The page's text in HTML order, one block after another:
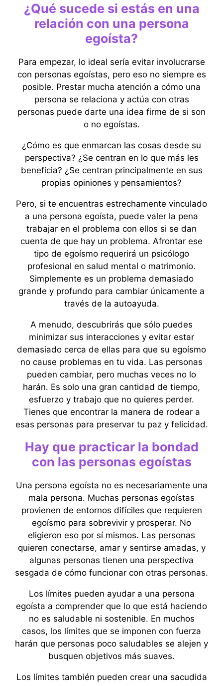
¿Qué sucede si estás en una
relación con una persona
egoísta?
Para empezar, lo ideal sería evitar involucrarse
con personas egoístas, pero eso no siempre es
posible. Prestar mucha atención a cómo una
persona se relaciona y actúa con otras
personas puede darte una idea firme de si son
o no egoístas.
¿Cómo es que enmarcan las cosas desde su
perspectiva? ¿Se centran en lo que más les
beneficia? ¿Se centran principalmente en sus
propias opiniones y pensamientos?
Pero, si te encuentras estrechamente vinculado
a una persona egoísta, puede valer la pena
trabajar en el problema con ellos si se dan
cuenta de que hay un problema. Afrontar ese
tipo de egoísmo requerirá un psicólogo
profesional en salud mental o matrimonio.
Simplemente es un problema demasiado
grande y profundo para cambiar únicamente a
través de la autoayuda.
A menudo, descubrirás que sólo puedes
minimizar sus interacciones y evitar estar
demasiado cerca de ellas para que su egoísmo
no cause problemas en tu vida. Las personas
pueden cambiar, pero muchas veces no lo
harán. Es solo una gran cantidad de tiempo,
esfuerzo y trabajo que no quieres perder.
Tienes que encontrar la manera de rodear a
esas personas para preservar tu paz y felicidad.
Hay que practicar la bondad
con las personas egoístas
Una persona egoísta no es necesariamente una
mala persona. Muchas personas egoístas
provienen de entornos difíciles que requieren
egoísmo para sobrevivir y prosperar. No
eligieron eso por sí mismos. Las personas
quieren conectarse, amar y sentirse amadas, y
algunas personas tienen una perspectiva
sesgada de cómo funcionar con otras personas.
Los límites pueden ayudar a una persona
egoísta a comprender que lo que está haciendo
no es saludable ni sostenible. En muchos
casos, los límites que se imponen con fuerza
harán que personas poco saludables se alejen y
busquen objetivos más suaves.
Los límites también pueden crear una sacudida